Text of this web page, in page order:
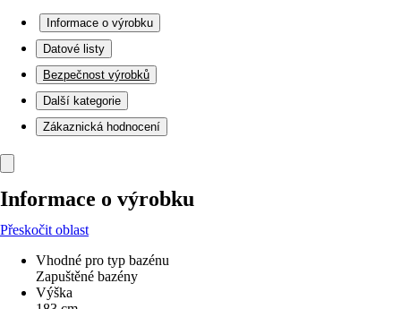
Informace o výrobku
Datové listy
Bezpečnost výrobků
Další kategorie
Zákaznická hodnocení
Informace o výrobku
Přeskočit oblast
Vhodné pro typ bazénu
Zapuštěné bazény
Výška